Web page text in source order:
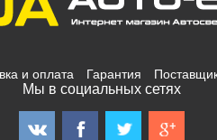
и оплата Гарантия
Мы в социальных сетях